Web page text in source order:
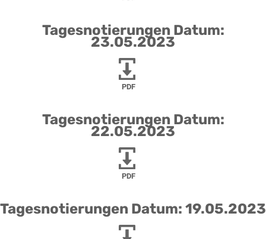
Tagesnotierungen Datum:
23.05.2023
PDF
Tagesnotierungen Datum:
22.05.2023
PDF
Tagesnotierungen Datum: 19.05.2023